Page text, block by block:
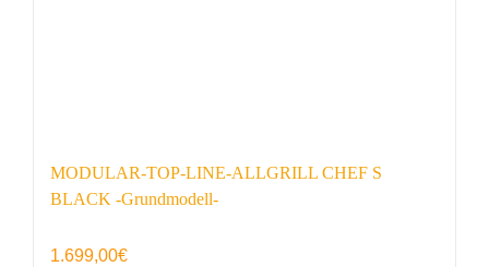
MODULAR-TOP-LINE-ALLGRILL CHEF S
BLACK -Grundmodell-
1.699,00€